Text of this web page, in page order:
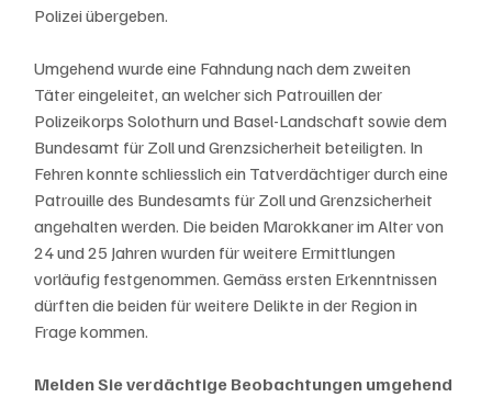
Polizei übergeben.
Umgehend wurde eine Fahndung nach dem zweiten
Täter eingeleitet, an welcher sich Patrouillen der
Polizeikorps Solothurn und Basel-Landschaft sowie dem
Bundesamt für Zoll und Grenzsicherheit beteiligten. In
Fehren konnte schliesslich ein Tatverdächtiger durch eine
Patrouille des Bundesamts für Zoll und Grenzsicherheit
angehalten werden. Die beiden Marokkaner im Alter von
24 und 25 Jahren wurden für weitere Ermittlungen
vorläufig festgenommen. Gemäss ersten Erkenntnissen
dürften die beiden für weitere Delikte in der Region in
Frage kommen.
Melden Sie verdächtige Beobachtungen umgehend